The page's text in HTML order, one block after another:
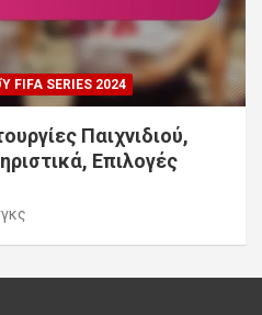
FIFA SERIES 2024
Παιχνιδιού,
Επιλογές